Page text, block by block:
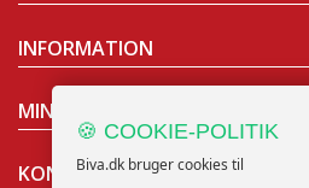
INFORMATION
MIN KONTO
KONTAKT OS
🍪 COOKIE-POLITIK
Biva.dk bruger cookies til